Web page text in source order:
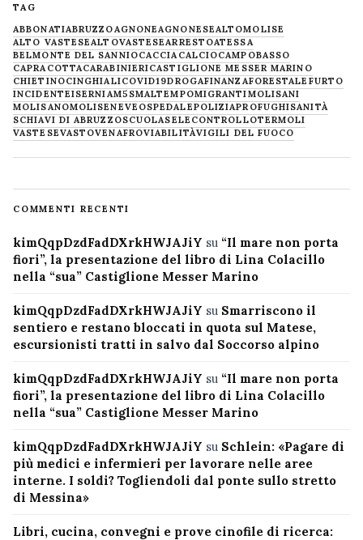
TAG
ABBONATIABRUZZOAGNONEAGNONESEALTOMOLISE
ALTO VASTESEALTOVASTESEARRESTOATESSA
BELMONTE DEL SANNIOCACCIACALCIOCAMPOBASSO
CAPRACOTTACARABINIERICASTIGLIONE MESSER MARINO
CHIETINOCINGHIALICOVID19DROGAFINANZAFORESTALE FURTO
INCIDENTEISERNIAM5SMALTEMPOMIGRANTIMOLISANI
MOLISANOMOLISENEVE OSPEDALEPOLIZIAPROFUGHISANITÀ
SCHIAVI DI ABRUZZOSCUOLASELECONTROLLOTERMOLI
VASTESEVASTOVENAFROVIABILITÀVIGILI DEL FUOCO
COMMENTI RECENTI
kimQqpDzdFadDXrkHWJAJiY su “Il mare non porta
fiori”, la presentazione del libro di Lina Colacillo
nella “sua” Castiglione Messer Marino
kimQqpDzdFadDXrkHWJAJiY su Smarriscono il
sentiero e restano bloccati in quota sul Matese,
escursionisti tratti in salvo dal Soccorso alpino
kimQqpDzdFadDXrkHWJAJiY su “Il mare non porta
fiori”, la presentazione del libro di Lina Colacillo
nella “sua” Castiglione Messer Marino
kimQqpDzdFadDXrkHWJAJiY su Schlein: «Pagare di
più medici e infermieri per lavorare nelle aree
interne. I soldi? Togliendoli dal ponte sullo stretto
di Messina»
Libri, cucina, convegni e prove cinofile di ricerca: